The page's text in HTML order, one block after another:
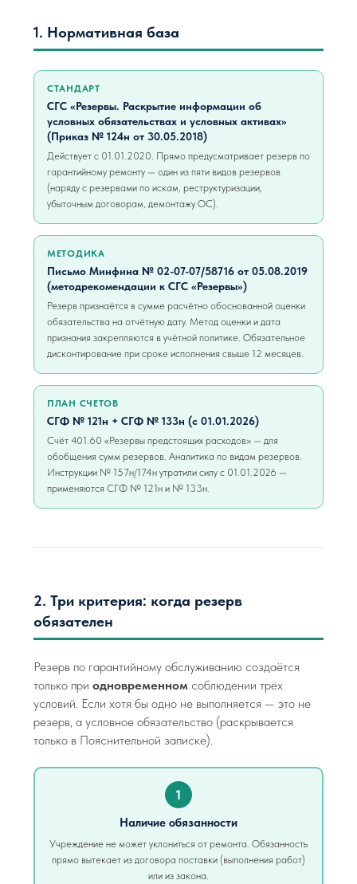
1. Нормативная база
СТАНДАРТ
СГС «Резервы. Раскрытие информации об
условных обязательствах и условных активах»
(Приказ № 124н от 30.05.2018)
Действует с 01.01.2020. Прямо предусматривает резерв по
гарантийному ремонту — один из пяти видов резервов
(наряду с резервами по искам, реструктуризации,
убыточным договорам, демонтажу ОС).
МЕТОДИКА
Письмо Минфина № 02-07-07/58716 от 05.08.2019
(методрекомендации к СГС «Резервы»)
Резерв признаётся в сумме расчётно обоснованной оценки
обязательства на отчётную дату. Метод оценки и дата
признания закрепляются в учётной политике. Обязательное
дисконтирование при сроке исполнения свыше 12 месяцев.
ПЛАН СЧЕТОВ
СГФ № 121н + СГФ № 133н (с 01.01.2026)
Счёт 401.60 «Резервы предстоящих расходов» — для
обобщения сумм резервов. Аналитика по видам резервов.
Инструкции № 157н/174н утратили силу с 01.01.2026 —
применяются СГФ № 121н и № 133н.
2. Три критерия: когда резерв
обязателен
Резерв по гарантийному обслуживанию создаётся
только при одновременном соблюдении трёх
условий. Если хотя бы одно не выполняется — это не
резерв, а условное обязательство (раскрывается
только в Пояснительной записке).
1
Наличие обязанности
Учреждение не может уклониться от ремонта. Обязанность
прямо вытекает из договора поставки (выполнения работ)
или из закона.